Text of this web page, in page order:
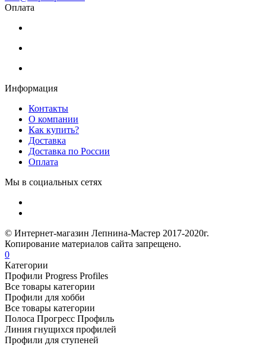
Оплата
Информация
Контакты
О компании
Как купить?
Доставка
Доставка по России
Оплата
Мы в социальных сетях
© Интернет-магазин Лепнина-Мастер 2017-2020г.
Копирование материалов сайта запрещено.
0
Категории
Профили Progress Profiles
Все товары категории
Профили для хобби
Все товары категории
Полоса Прогресс Профиль
Линия гнущихся профилей
Профили для ступеней